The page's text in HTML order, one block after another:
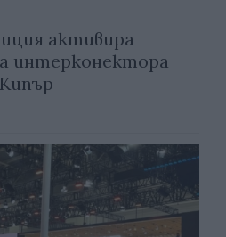
активира
интерконектора